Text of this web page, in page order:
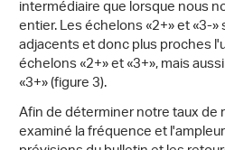
intermédiaire que lorsque nous
entier. Les échelons «2+» et «3-
adjacents et donc plus proches
échelons «2+» et «3+», mais
«3+» (figure 3).
Afin de déterminer notre taux de
examiné la fréquence et